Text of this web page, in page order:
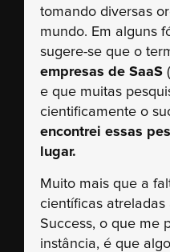
tomando diversas
mundo. Em alguns
sugere-se que o
empresas de SaaS (
e que muitas
cientificamente o
encontrei essas
lugar.
Muito mais que a
científicas
Success, o que me
instância, é que algo